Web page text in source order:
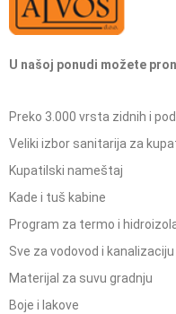
U našoj ponudi možete
Preko 3.000 vrsta zidnih i
Veliki izbor sanitarija za
Kupatilski nameštaj
Kade i tuš kabine
Program za termo i
Sve za vodovod i kanalizaciju
Materijal za suvu gradnju
Boje i lakove